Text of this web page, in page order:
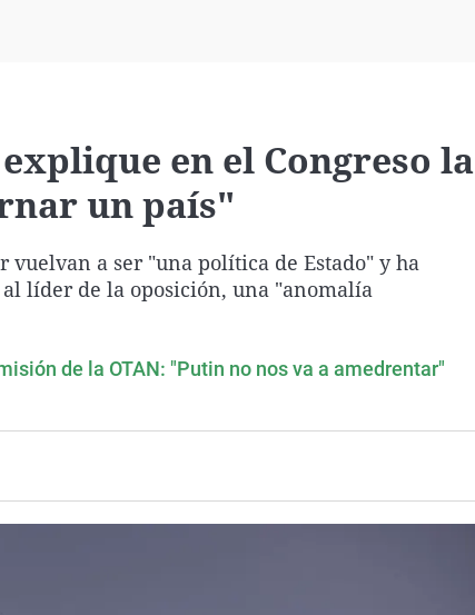
en el Congreso la
un país"
a ser "una política de Estado" y ha
líder de la oposición, una "anomalía
de la OTAN: "Putin no nos va a amedrentar"